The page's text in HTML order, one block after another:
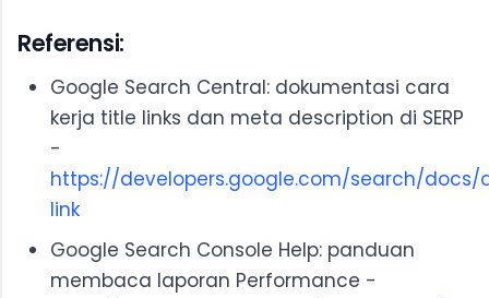
Referensi:
Google Search Central: dokumentasi cara
kerja title links dan meta description di SERP
-
https://developers.google.com/search/
link
Google Search Console Help: panduan
membaca laporan Performance -